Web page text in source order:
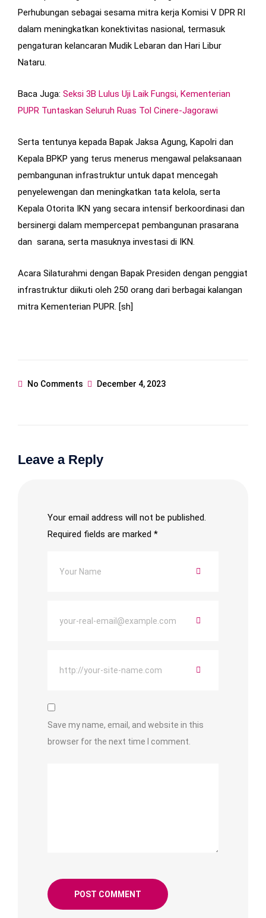
Perhubungan sebagai sesama mitra kerja Komisi V DPR RI
dalam meningkatkan konektivitas nasional, termasuk
pengaturan kelancaran Mudik Lebaran dan Hari Libur
Nataru.
Baca Juga: Seksi 3B Lulus Uji Laik Fungsi, Kementerian
PUPR Tuntaskan Seluruh Ruas Tol Cinere-Jagorawi
Serta tentunya kepada Bapak Jaksa Agung, Kapolri dan
Kepala BPKP yang terus menerus mengawal pelaksanaan
pembangunan infrastruktur untuk dapat mencegah
penyelewengan dan meningkatkan tata kelola, serta
Kepala Otorita IKN yang secara intensif berkoordinasi dan
bersinergi dalam mempercepat pembangunan prasarana
dan sarana, serta masuknya investasi di IKN.
Acara Silaturahmi dengan Bapak Presiden dengan penggiat
infrastruktur diikuti oleh 250 orang dari berbagai kalangan
mitra Kementerian PUPR. [sh]
No Comments December 4, 2023
Leave a Reply
Your email address will not be published.
Required fields are marked *
Save my name, email, and website in this
browser for the next time I comment.